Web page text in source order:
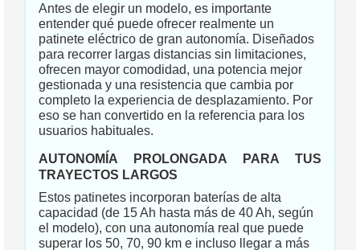
Antes de elegir un modelo, es importante
entender qué puede ofrecer realmente un
patinete eléctrico de gran autonomía. Diseñados
para recorrer largas distancias sin limitaciones,
ofrecen mayor comodidad, una potencia mejor
gestionada y una resistencia que cambia por
completo la experiencia de desplazamiento. Por
eso se han convertido en la referencia para los
usuarios habituales.
AUTONOMÍA PROLONGADA PARA TUS
TRAYECTOS LARGOS
Estos patinetes incorporan baterías de alta
capacidad (de 15 Ah hasta más de 40 Ah, según
el modelo), con una autonomía real que puede
superar los 50, 70, 90 km e incluso llegar a más